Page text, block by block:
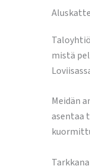
mistä
Meidän
asentaa